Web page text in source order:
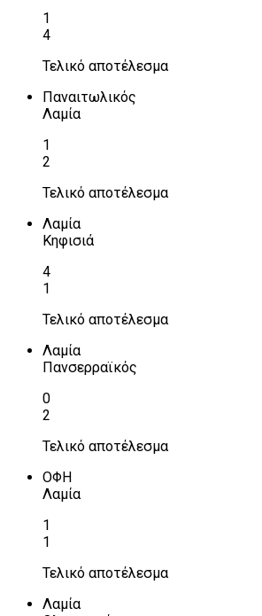
1
4
Τελικό αποτέλεσμα
Παναιτωλικός
Λαμία
1
2
Τελικό αποτέλεσμα
Λαμία
Κηφισιά
4
1
Τελικό αποτέλεσμα
Λαμία
Πανσερραϊκός
0
2
Τελικό αποτέλεσμα
ΟΦΗ
Λαμία
1
1
Τελικό αποτέλεσμα
Λαμία